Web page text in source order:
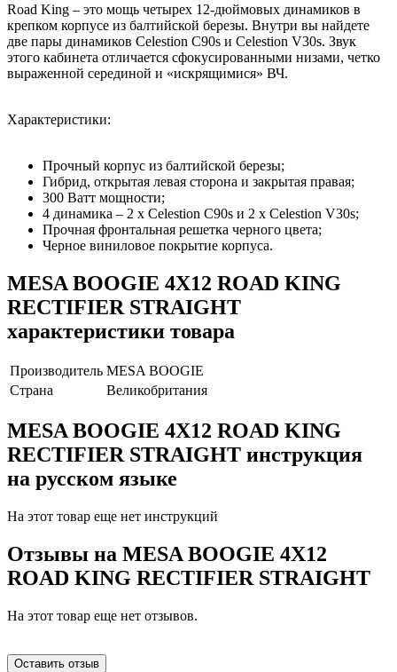
Road King – это мощь четырех 12-дюймовых динамиков в
крепком корпусе из балтийской березы. Внутри вы найдете
две пары динамиков Celestion C90s и Celestion V30s. Звук
этого кабинета отличается сфокусированными низами, четко
выраженной серединой и «искрящимися» ВЧ.
Характеристики:
Прочный корпус из балтийской березы;
Гибрид, открытая левая сторона и закрытая правая;
300 Ватт мощности;
4 динамика – 2 х Celestion C90s и 2 х Celestion V30s;
Прочная фронтальная решетка черного цвета;
Черное виниловое покрытие корпуса.
MESA BOOGIE 4X12 ROAD KING
RECTIFIER STRAIGHT
характеристики товара
Производитель MESA BOOGIE
Страна
Великобритания
MESA BOOGIE 4X12 ROAD KING
RECTIFIER STRAIGHT инструкция
на русском языке
На этот товар еще нет инструкций
Отзывы на MESA BOOGIE 4X12
ROAD KING RECTIFIER STRAIGHT
На этот товар еще нет отзывов.
Оставить отзыв